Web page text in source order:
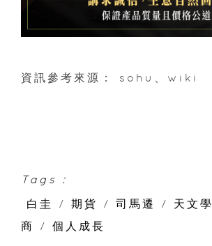
資訊參考來源： sohu、wiki
Tags :
白圭
/ 期貨 / 司馬遷 / 天文學
商
/ 個人成長